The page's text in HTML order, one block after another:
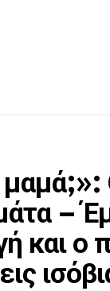
–
και ο